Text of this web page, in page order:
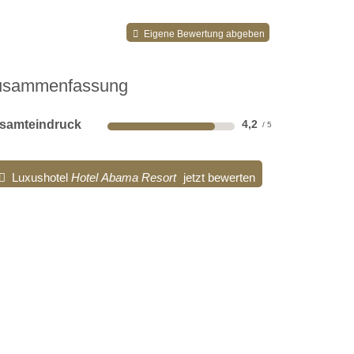
Eigene Bewertung abgeben
4,2
LuxushotelHotel Abama Resort jetzt bewerten